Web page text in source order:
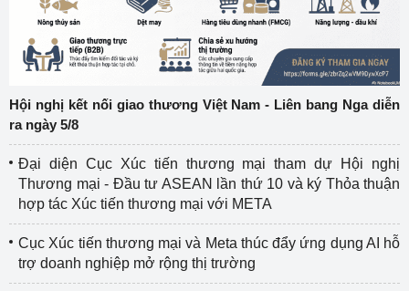
Hội nghị kết nối giao thương Việt Nam - Liên bang Nga diễn
ra ngày 5/8
Đại diện Cục Xúc tiến thương mại tham dự Hội nghị
Thương mại - Đầu tư ASEAN lần thứ 10 và ký Thỏa thuận
hợp tác Xúc tiến thương mại với META
Cục Xúc tiến thương mại và Meta thúc đẩy ứng dụng AI hỗ
trợ doanh nghiệp mở rộng thị trường